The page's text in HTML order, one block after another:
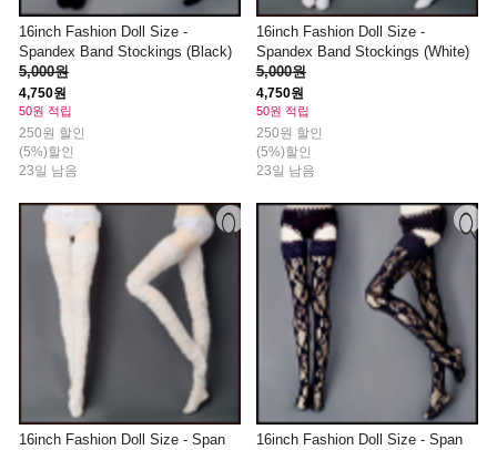
16inch Fashion Doll Size -
Spandex Band Stockings (Black)
5,000원
4,750원
50원 적립
250원 할인
(5%)할인
23일 남음
16inch Fashion Doll Size -
Spandex Band Stockings (White)
5,000원
4,750원
50원 적립
250원 할인
(5%)할인
23일 남음
16inch Fashion Doll Size - Span
16inch Fashion Doll Size - Span